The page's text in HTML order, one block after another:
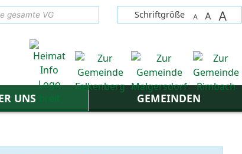
Schriftgröße A A A
UNS GEMEINDEN